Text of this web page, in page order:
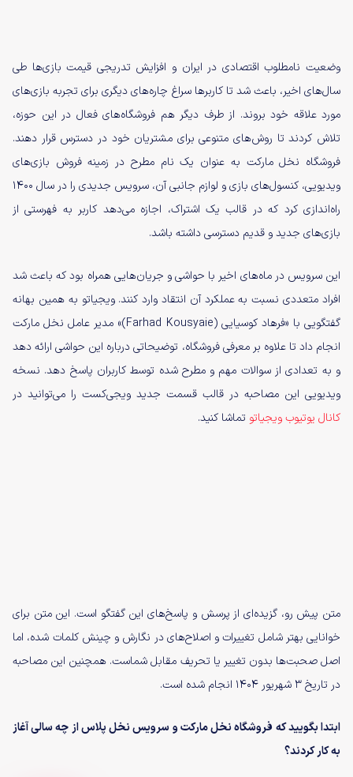
وضعیت نامطلوب اقتصادی در ایران و افزایش تدریجی قیمت بازی‌ها طی
سال‌های اخیر، باعث شد تا کاربرها سراغ چاره‌های دیگری برای تجربه بازی‌های
مورد علاقه خود بروند. از طرف دیگر هم فروشگاه‌های فعال در این حوزه،
تلاش کردند تا روش‌های متنوعی برای مشتریان خود در دسترس قرار دهند.
فروشگاه نخل مارکت به عنوان یک نام مطرح در زمینه فروش بازی‌های
ویدیویی، کنسول‌های بازی و لوازم جانبی آن، سرویس جدیدی را در سال ۱۴۰۰
راه‌اندازی کرد که در قالب یک اشتراک، اجازه می‌دهد کاربر به فهرستی از
بازی‌های جدید و قدیم دسترسی داشته باشد.
این سرویس در ماه‌های اخیر با حواشی و جریان‌هایی همراه بود که باعث شد
افراد متعددی نسبت به عملکرد آن انتقاد وارد کنند. ویجیاتو به همین بهانه
گفتگویی با «فرهاد کوسیایی (Farhad Kousyaie)» مدیر عامل نخل مارکت
انجام داد تا علاوه بر معرفی فروشگاه، توضیحاتی درباره این حواشی ارائه دهد
و به تعدادی از سوالات مهم و مطرح شده توسط کاربران پاسخ دهد. نسخه
ویدیویی این مصاحبه در قالب قسمت جدید ویجی‌کست را می‌توانید در
کانال یوتیوب ویجیاتو تماشا کنید.
متن پیش رو، گزیده‌ای از پرسش و پاسخ‌های این گفتگو است. این متن برای
خوانایی بهتر شامل تغییرات و اصلاح‌های در نگارش و چینش کلمات شده، اما
اصل صحبت‌ها بدون تغییر یا تحریف مقابل شماست. همچنین این مصاحبه
در تاریخ ۳ شهریور ۱۴۰۴ انجام شده است.
ابتدا بگویید که فروشگاه نخل مارکت و سرویس نخل پلاس از چه سالی آغاز
به کار کردند؟